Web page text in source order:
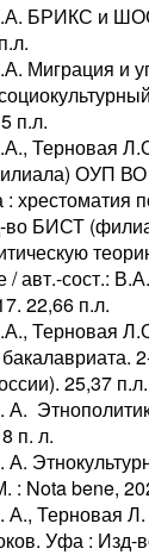
БРИКС и
Миграция и
п.л.
Терновая
ОУП ВО
: хрестоматия
во БИСТ
/ авт.-сост.:
22,66 п.л.
Терновая
25,37 п.л.
А.
п. л.
А.
: Nota bene,
А., Терновая
Уфа :